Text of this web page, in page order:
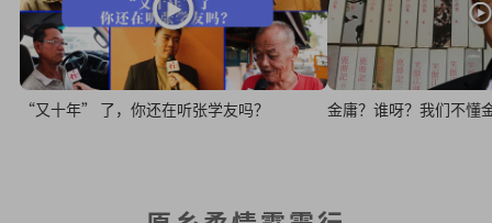
“又十年” 了，你还在听张学友吗？ 金庸？谁呀？我们不懂